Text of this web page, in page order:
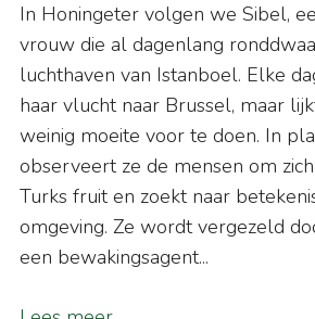
In Honingeter volgen we Sibel,
vrouw die al dagenlang
luchthaven van Istanboel. Elke
haar vlucht naar Brussel, maar
weinig moeite voor te doen. In
observeert ze de mensen om
Turks fruit en zoekt naar
omgeving. Ze wordt vergezeld
een bewakingsagent...